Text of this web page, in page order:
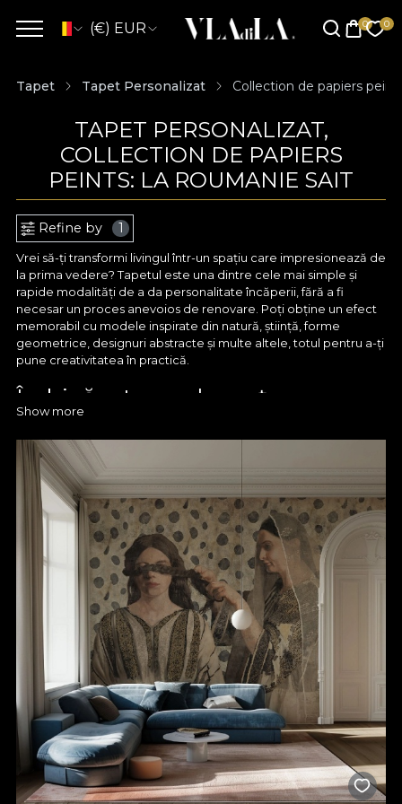
(€) EUR
Tapet Tapet Personalizat Collection de papiers
TAPET PERSONALIZAT,
COLLECTION DE PAPIERS
PEINTS: LA ROUMANIE SAIT
Refine by 1
Vrei să-ți transformi livingul într-un spațiu care impresionează de
la prima vedere? Tapetul este una dintre cele mai simple și
rapide modalități de a da personalitate încăperii, fără a fi
necesar un proces anevoios de renovare. Poți obține un efect
memorabil cu modele inspirate din natură, știință, forme
geometrice, designuri abstracte și multe altele, totul pentru a-ți
pune creativitatea în practică.
Îmbină arta cu eleganța cu
ajutorul tapetului personalizat
La VLAdiLA te așteptăm cu numeroase tipuri de tapete pentru
ca tu sa poți alege culorile, texturile și dimensiunile perfecte
pentru spațiul tău. Merită să-ți pui amprenta asupra oricărei
încăperi și să îi dai o nouă viață cu un tapet personalizat. Vei
observa imediat cum tapetul poate schimba complet energia
camerei și o poate transforma într-un loc în care vei dori să îți
petreci mai mult timp.
Schimbă chiar acum atmosfera din dormitor, living, baie,
bucătărie, hol și nu numai, totul printr-o metodă ușor de pus în
practică. Produsele noastre sunt perfecte nu doar pentru
mediul rezidențial, ci și pentru magazine, business-uri sau
showroom-uri.
Tapetul VLAdiLA îți oferă combinația perfectă între design
atractiv și funcționalitate, iar fiecare produs din portofoliul
nostru este realizat cu atenție la detalii pentru a te bucura de
rafinament și confort. Tapetul pentru perete este realizat prin
folosirea unor tehnologii speciale care asigură o durată de viață
generoasă, rezistență la umezeală, dar și o întreținere facilă.
Show more